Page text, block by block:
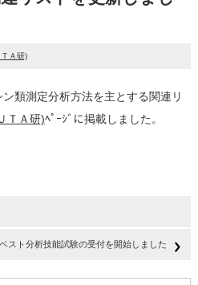
Ａ研)
類測定分析方法を主とする関連リ
ＴＡ研)ﾍﾟｰｼﾞに掲載しました。
スト分析技能試験の受付を開始しました